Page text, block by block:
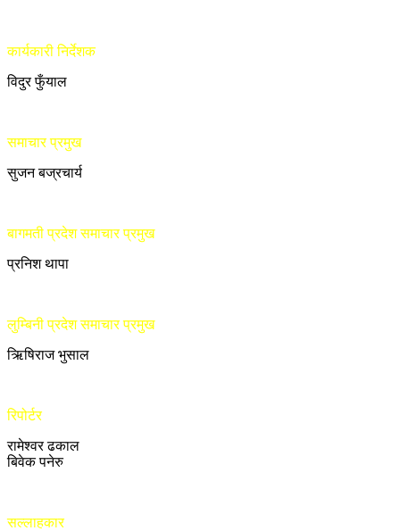
कार्यकारी निर्देशक
विदुर फुँयाल
समाचार प्रमुख
सुजन बज्रचार्य
बागमती प्रदेश समाचार प्रमुख
प्रनिश थापा
लुम्बिनी प्रदेश समाचार प्रमुख
ऋिषिराज भुसाल
रिपोर्टर
रामेश्वर ढकाल
बिवेक पनेरु
सल्लाहकार